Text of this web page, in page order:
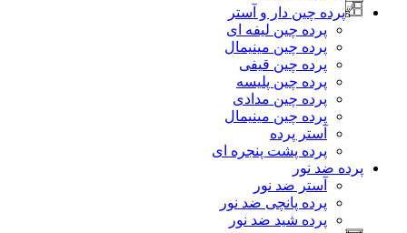
پرده چین دار و آستر
پرده چین لیفه ای
پرده چین مینیمال
پرده چین قیفی
پرده چین پلیسه
پرده چین مدادی
پرده چین مینیمال
آستر پرده
پرده پشت پنجره ای
پرده ضد نور
آستر ضد نور
پرده پانچی ضد نور
پرده شید ضد نور